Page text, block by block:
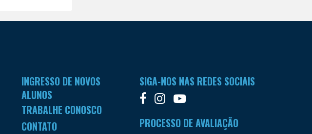
INGRESSO DE NOVOS
ALUNOS
TRABALHE CONOSCO
CONTATO
SIGA-NOS NAS REDES SOCIAIS
PROCESSO DE AVALIAÇÃO